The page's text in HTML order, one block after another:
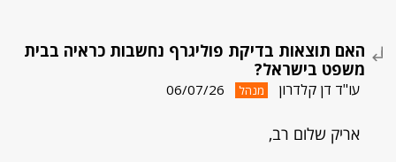
האם תוצאות בדיקת פוליגרף נחשבות כראיה בבית
משפט בישראל?
עו"ד דן קלדרון מנהל 06/07/26
אריק שלום רב,